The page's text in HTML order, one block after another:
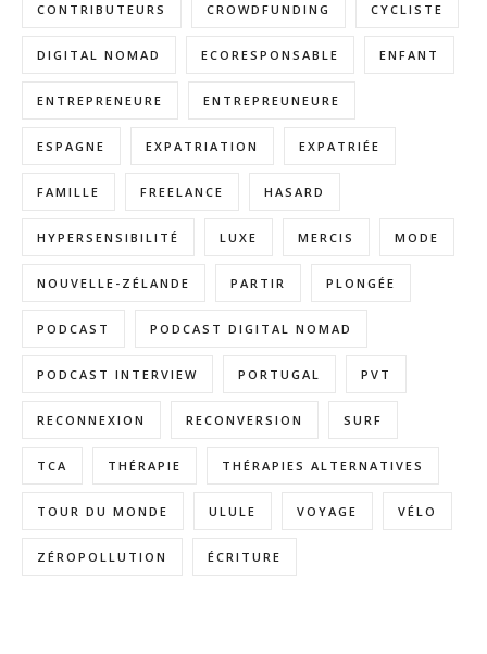
CONTRIBUTEURS CROWDFUNDING CYCLISTE
DIGITAL NOMAD ECORESPONSABLE ENFANT
ENTREPRENEURE ENTREPREUNEURE
ESPAGNE EXPATRIATION EXPATRIÉE
FAMILLE FREELANCE HASARD
HYPERSENSIBILITÉ LUXE MERCIS MODE
NOUVELLE-ZÉLANDE PARTIR PLONGÉE
PODCAST PODCAST DIGITAL NOMAD
PODCAST INTERVIEW PORTUGAL PVT
RECONNEXION RECONVERSION SURF
TCA THÉRAPIE THÉRAPIES ALTERNATIVES
TOUR DU MONDE ULULE VOYAGE VÉLO
ZÉROPOLLUTION ÉCRITURE